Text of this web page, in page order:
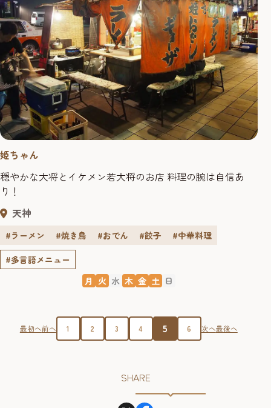
姫ちゃん
穏やかな大将とイケメン若大将のお店 料理の腕は自信あ
り！
天神
#ラーメン #焼き鳥 #おでん #餃子
#中華料理
#多言語メニュー
月 火 水 木 金 土 日
最初へ前へ 1 2 3 4 5 6 次へ最後へ
SHARE